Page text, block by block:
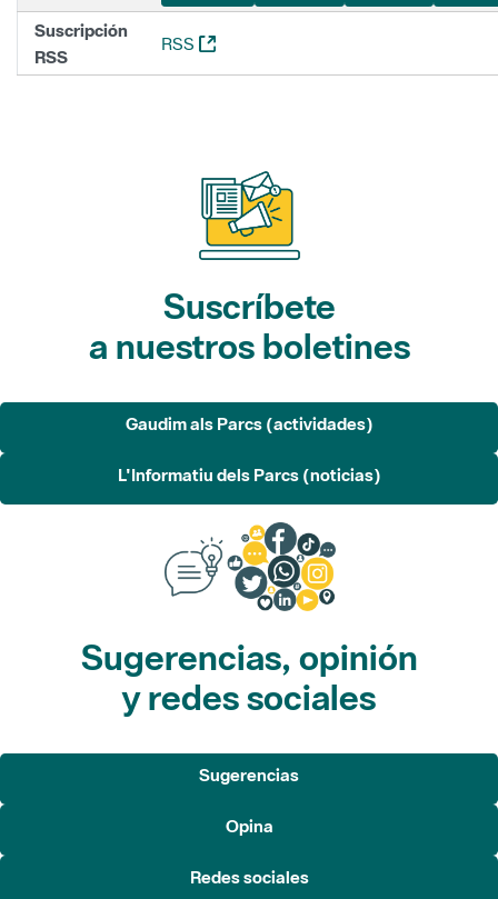
Suscripción
RSS
RSS (Abre una nueva ventana)
Suscríbete
a nuestros boletines
Gaudim als Parcs (actividades)
L'Informatiu dels Parcs (noticias)
Sugerencias, opinión
y redes sociales
Sugerencias
Opina
Redes sociales